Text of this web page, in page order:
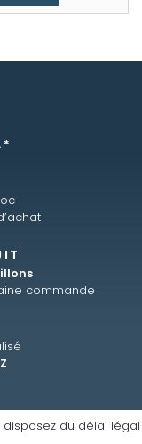
*
commande
disposez du délai légal